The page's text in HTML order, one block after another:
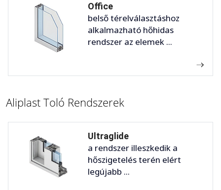
Office
belső térelválasztáshoz
alkalmazható hőhidas
rendszer az elemek ...
Aliplast Toló Rendszerek
Ultraglide
a rendszer illeszkedik a
hőszigetelés terén elért
legújabb ...